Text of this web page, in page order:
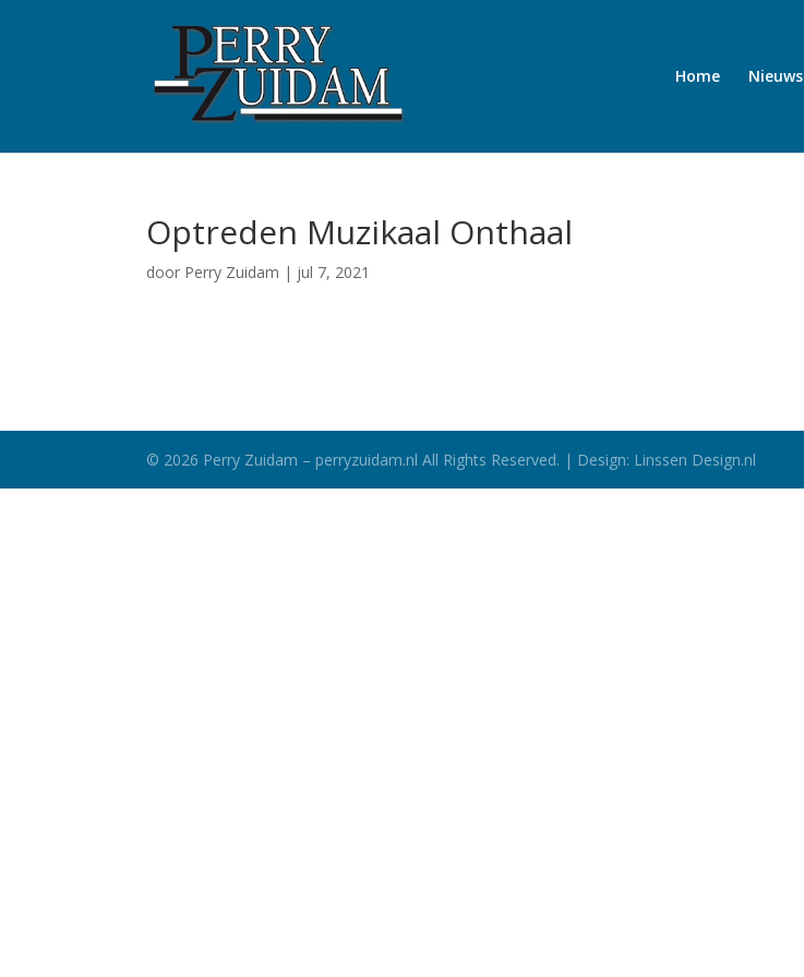
Home Nieuws
Optreden Muzikaal Onthaal
door Perry Zuidam | jul 7, 2021
© 2026 Perry Zuidam – perryzuidam.nl All Rights Reserved. | Design: Linssen Design.nl